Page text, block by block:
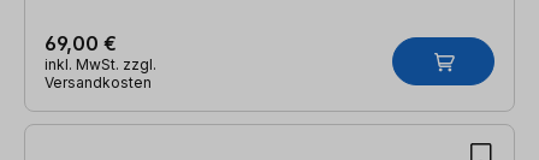
69,00 €
inkl. MwSt. zzgl.
Versandkosten